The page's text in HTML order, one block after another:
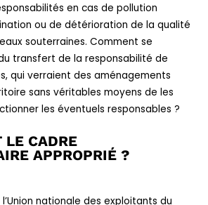
en cas de pollution
ou de détérioration de la qualité
souterraines. Comment se
transfert de la responsabilité de
qui verraient des aménagements
sans véritables moyens de les
les éventuels responsables ?
LE CADRE
APPROPRIÉ ?
nationale des exploitants du